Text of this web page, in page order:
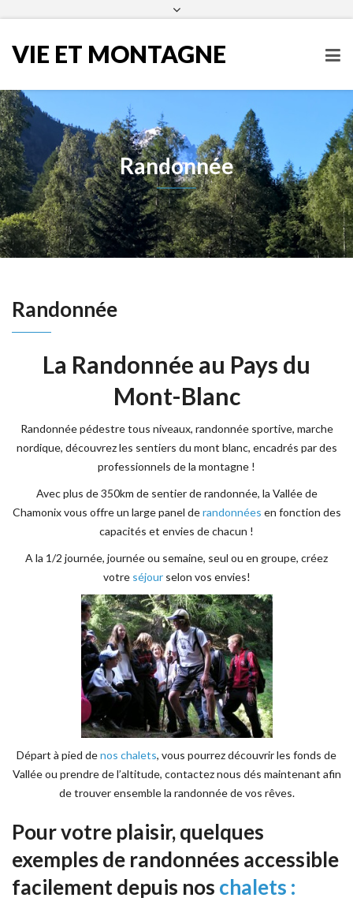
infos@vieetmontagne.org
VIE ET MONTAGNE
Randonnée
Randonnée
La Randonnée au Pays du
Mont-Blanc
Randonnée pédestre tous niveaux, randonnée sportive, marche
nordique, découvrez les sentiers du mont blanc, encadrés par des
professionnels de la montagne !
Avec plus de 350km de sentier de randonnée, la Vallée de
Chamonix vous offre un large panel derandonnées en fonction des
capacités et envies de chacun !
A la 1/2 journée, journée ou semaine, seul ou en groupe, créez
votre séjourselon vos envies!
Départ à pied denos chalets, vous pourrez découvrir les fonds de
Vallée ou prendre de l’altitude, contactez nous dés maintenant afin
de trouver ensemble la randonnée de vos rêves.
Pour votre plaisir, quelques
exemples de randonnées accessible
facilement depuis nos chalets :